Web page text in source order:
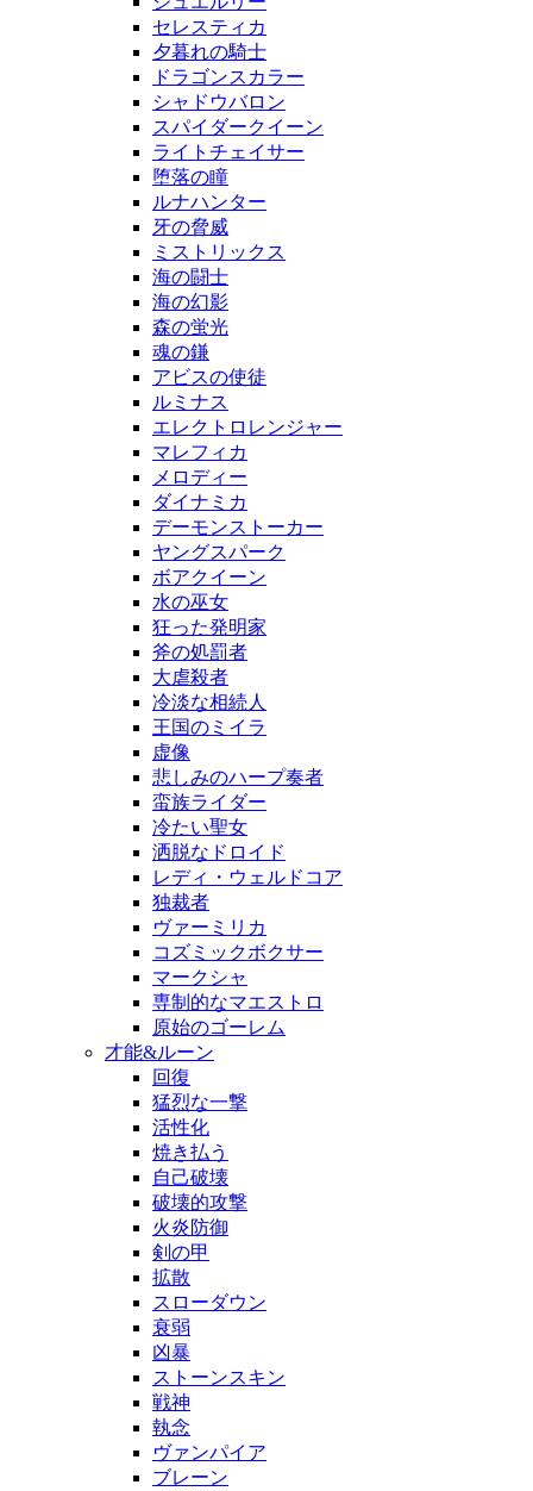
セレスティカ
夕暮れの騎士
ドラゴンスカラー
シャドウバロン
スパイダークイーン
ライトチェイサー
堕落の瞳
ルナハンター
牙の脅威
ミストリックス
海の闘士
海の幻影
森の蛍光
魂の鎌
アビスの使徒
ルミナス
エレクトロレンジャー
マレフィカ
メロディー
ダイナミカ
デーモンストーカー
ヤングスパーク
ボアクイーン
水の巫女
狂った発明家
斧の処罰者
大虐殺者
冷淡な相続人
王国のミイラ
虚像
悲しみのハープ奏者
蛮族ライダー
冷たい聖女
洒脱なドロイド
レディ・ウェルドコア
独裁者
ヴァーミリカ
コズミックボクサー
マークシャ
専制的なマエストロ
原始のゴーレム
才能&ルーン
回復
猛烈な一撃
活性化
焼き払う
自己破壊
破壊的攻撃
火炎防御
剣の甲
拡散
スローダウン
衰弱
凶暴
ストーンスキン
戦神
執念
ヴァンパイア
ブレーン